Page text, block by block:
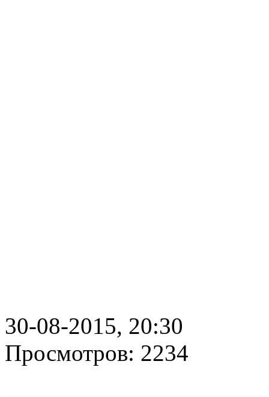
30-08-2015, 20:30
Просмотров: 2234